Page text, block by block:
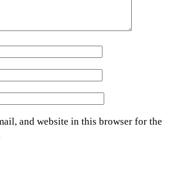
and website in this browser for the